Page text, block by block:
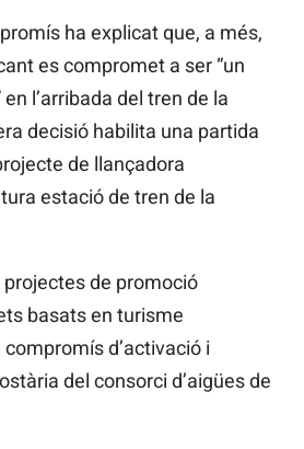
ha explicat que, a més,
es compromet a ser “un
l’arribada del tren de la
decisió habilita una partida
de llançadora
estació de tren de la
projectes de promoció
basats en turisme
d’activació i
del consorci d’aigües de